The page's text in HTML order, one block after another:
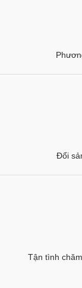
Đổi
Tận tình